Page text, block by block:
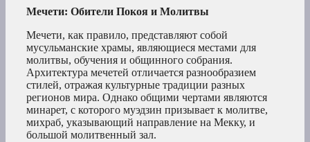
Мечети: Обители Покоя и Молитвы
Мечети, как правило, представляют собой
мусульманские храмы, являющиеся местами для
молитвы, обучения и общинного собрания.
Архитектура мечетей отличается разнообразием
стилей, отражая культурные традиции разных
регионов мира. Однако общими чертами являются
минарет, с которого муэдзин призывает к молитве,
михраб, указывающий направление на Мекку, и
большой молитвенный зал.